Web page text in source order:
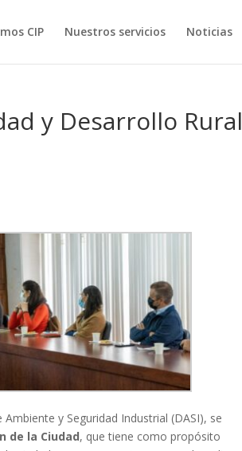
CIP Nuestros servicios Noticias
y Desarrollo Rural
y Seguridad Industrial (DASI), se
de la Ciudad, que tiene como propósito